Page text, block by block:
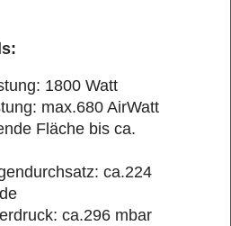
1800 Watt
max.680 AirWatt
Fläche bis ca.
ca.224
ca.296 mbar